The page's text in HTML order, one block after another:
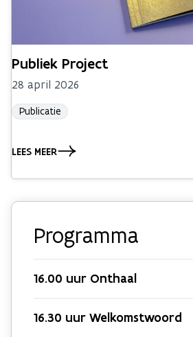
Publiek Project
28 april 2026
Publicatie
LEES MEER
Programma
16.00 uur Onthaal
16.30 uur Welkomstwoord